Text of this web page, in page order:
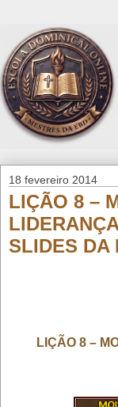
18 fevereiro 2014
LIÇÃO 8 –
SLIDES DA
LIÇÃO 8 –